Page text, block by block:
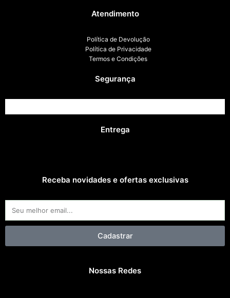
Atendimento
Política de Devolução
Política de Privacidade
Termos e Condições
Segurança
Entrega
Receba novidades e ofertas exclusivas
Cadastrar
Nossas Redes